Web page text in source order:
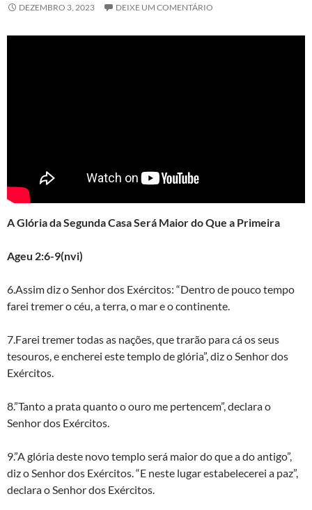
DEZEMBRO 3, 2023 DEIXE UM COMENTÁRIO
A Glória da Segunda Casa Será Maior do Que a Primeira
Ageu 2:6-9(nvi)
6.Assim diz o Senhor dos Exércitos: “Dentro de pouco tempo
farei tremer o céu, a terra, o mar e o continente.
7.Farei tremer todas as nações, que trarão para cá os seus
tesouros, e encherei este templo de glória”, diz o Senhor dos
Exércitos.
8.”Tanto a prata quanto o ouro me pertencem”, declara o
Senhor dos Exércitos.
9.”A glória deste novo templo será maior do que a do antigo”,
diz o Senhor dos Exércitos. “E neste lugar estabelecerei a paz”,
declara o Senhor dos Exércitos.